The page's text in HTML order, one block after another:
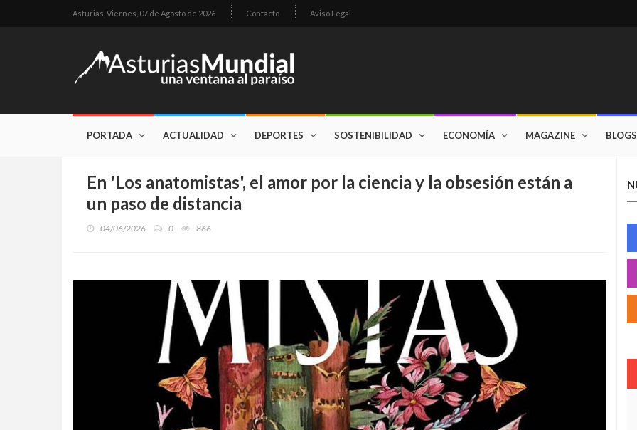
Asturias, Viernes, 07 de Agosto de 2026 Contacto Aviso Legal
PORTADA ACTUALIDAD DEPORTES SOSTENIBILIDAD ECONOMÍA MAGAZINE BLOGS
En 'Los anatomistas', el amor por la ciencia y la obsesión están a
un paso de distancia
04/06/2026 0 866